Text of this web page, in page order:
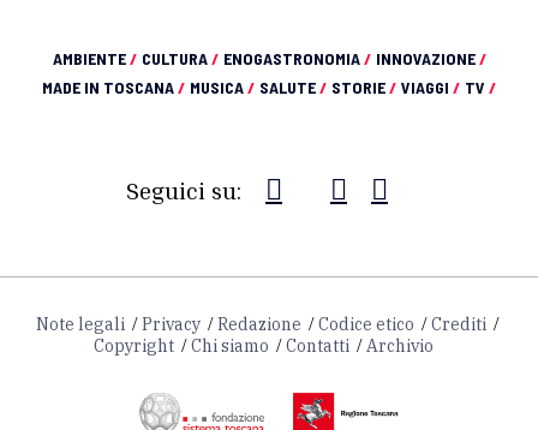
AMBIENTE/ CULTURA/ ENOGASTRONOMIA/ INNOVAZIONE/
MADE IN TOSCANA/ MUSICA/ SALUTE/ STORIE/ VIAGGI / TV /
Seguici su:
Note legali Privacy Redazione Codice etico
Crediti
Copyright
Chi siamo Contatti Archivio